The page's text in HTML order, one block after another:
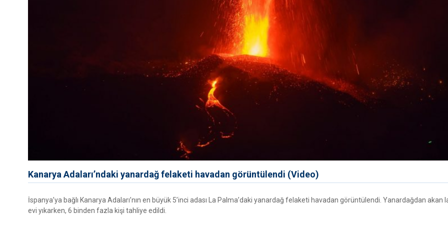
Kanarya Adaları’ndaki yanardağ felaketi havadan görüntülendi (Video)
İspanya’ya bağlı Kanarya Adaları’nın en büyük 5’inci adası La Palma’daki yanardağ felaketi havadan görüntülendi. Yanardağdan akan
evi yıkarken, 6 binden fazla kişi tahliye edildi.